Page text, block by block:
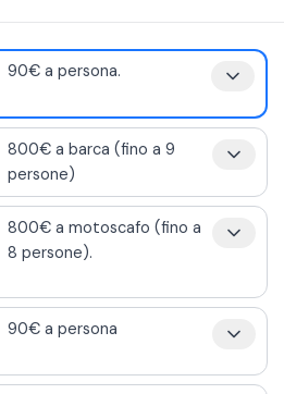
90€ a persona.
800€ a barca (fino a 9
persone)
800€ a motoscafo (fino a
8 persone).
90€ a persona